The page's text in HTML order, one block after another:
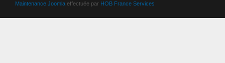
Maintenance Joomla effectuée par HOB France Services